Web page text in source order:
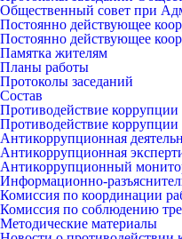
Общественный совет при
Постоянно действующее
Постоянно действующее
Памятка жителям
Планы работы
Протоколы заседаний
Состав
Противодействие коррупции
Противодействие коррупции
Антикоррупционная
Антикоррупционная
Антикоррупционный
Информационно-
Комиссия по координации
Комиссия по соблюдению
Методические материалы